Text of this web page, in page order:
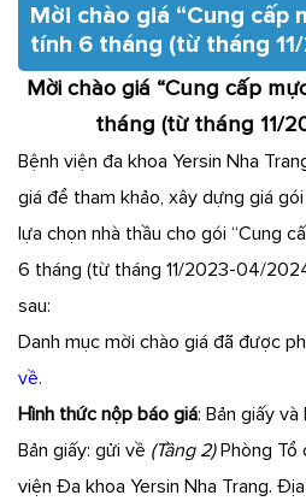
Mời chào giá “Cung cấp
tính 6 tháng (từ tháng
Mời chào giá “Cung cấp
tháng (từ tháng 11/
Bệnh viện đa khoa Yersin Nha
giá để tham khảo, xây dựng giá
lựa chọn nhà thầu cho gói “Cung
6 tháng (từ tháng 11/2023-04/
sau:
Danh mục mời chào giá đã được
về.
Hình thức nộp báo giá: Bản giấy
Bản giấy: gửi về (Tầng 2)Phòng Tổ
viện Đa khoa Yersin Nha Trang.